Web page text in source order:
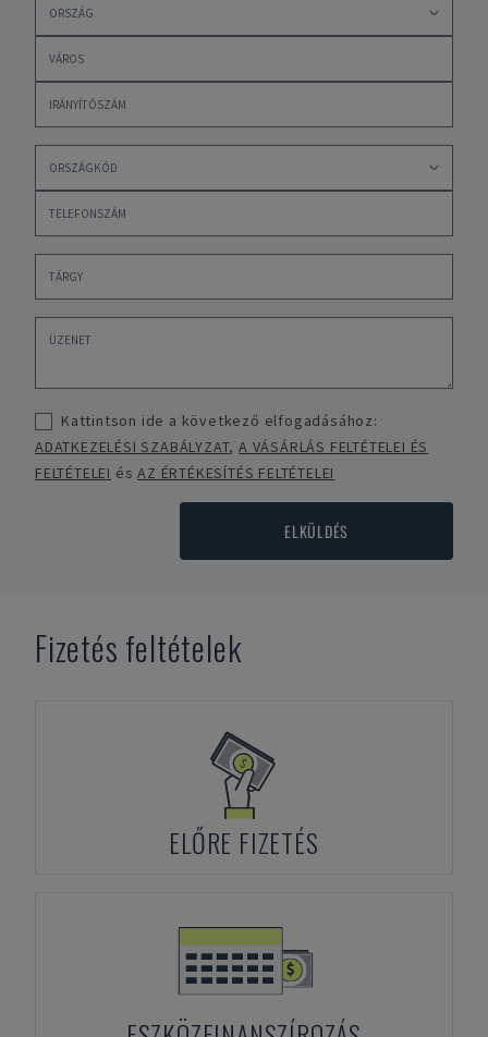
Kattintson ide a következő elfogadásához:
ADATKEZELÉSI SZABÁLYZAT,A VÁSÁRLÁS FELTÉTELEI ÉS
FELTÉTELEI ésAZ ÉRTÉKESÍTÉS FELTÉTELEI
ELKÜLDÉS
Fizetés feltételek
ELŐRE FIZETÉS